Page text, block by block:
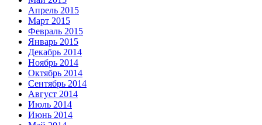
Апрель 2015
Март 2015
Февраль 2015
Январь 2015
Декабрь 2014
Ноябрь 2014
Октябрь 2014
Сентябрь 2014
Август 2014
Июль 2014
Июнь 2014